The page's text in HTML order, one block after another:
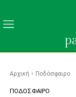
Αρχική Ποδόσφαιρο
ΠΟΔΌΣΦΑΙΡΟ